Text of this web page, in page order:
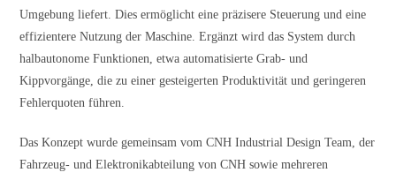
Umgebung liefert. Dies ermöglicht eine präzisere Steuerung und eine
effizientere Nutzung der Maschine. Ergänzt wird das System durch
halbautonome Funktionen, etwa automatisierte Grab- und
Kippvorgänge, die zu einer gesteigerten Produktivität und geringeren
Fehlerquoten führen.
Das Konzept wurde gemeinsam vom CNH Industrial Design Team, der
Fahrzeug- und Elektronikabteilung von CNH sowie mehreren